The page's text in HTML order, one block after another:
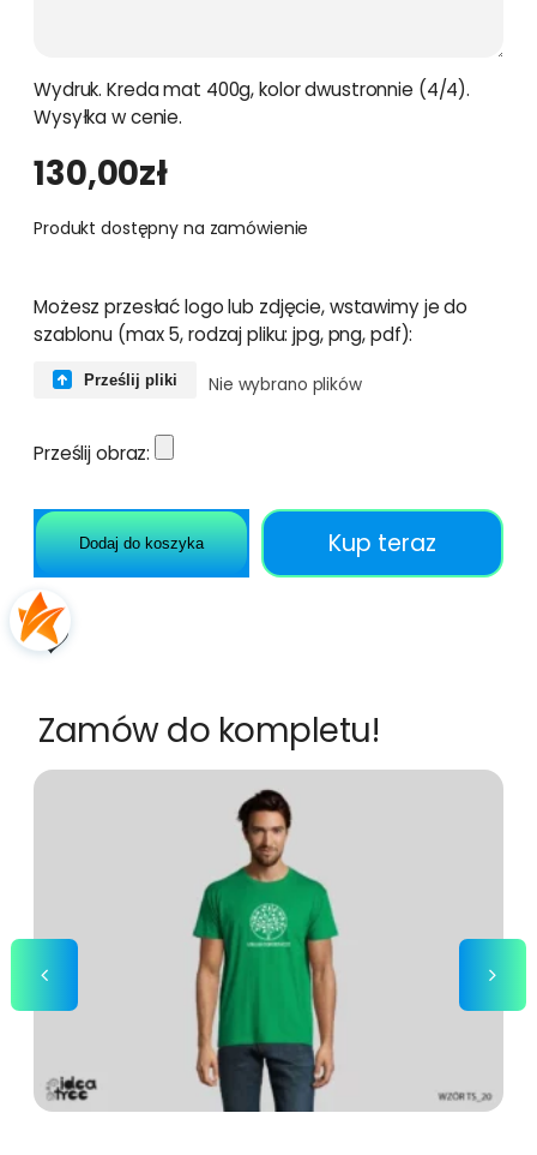
Wydruk. Kreda mat 400g, kolor dwustronnie (4/4).
Wysyłka w cenie.
130,00zł
Produkt dostępny na zamówienie
Możesz przesłać logo lub zdjęcie, wstawimy je do
szablonu (max 5, rodzaj pliku: jpg, png, pdf):
Prześlij pliki Nie wybrano plików
Prześlij obraz:
Dodaj do koszyka Kup teraz
Zamów do kompletu!